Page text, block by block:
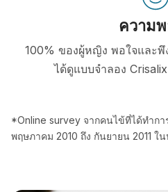
ความ
100% ของผู้หญิง พอใจและพึ
ได้ดูแบบจำลอง
*Online survey จากคนไข้ที่ได้ทำกา
พฤษภาคม 2010 ถึง กันยายน 2011 ใ